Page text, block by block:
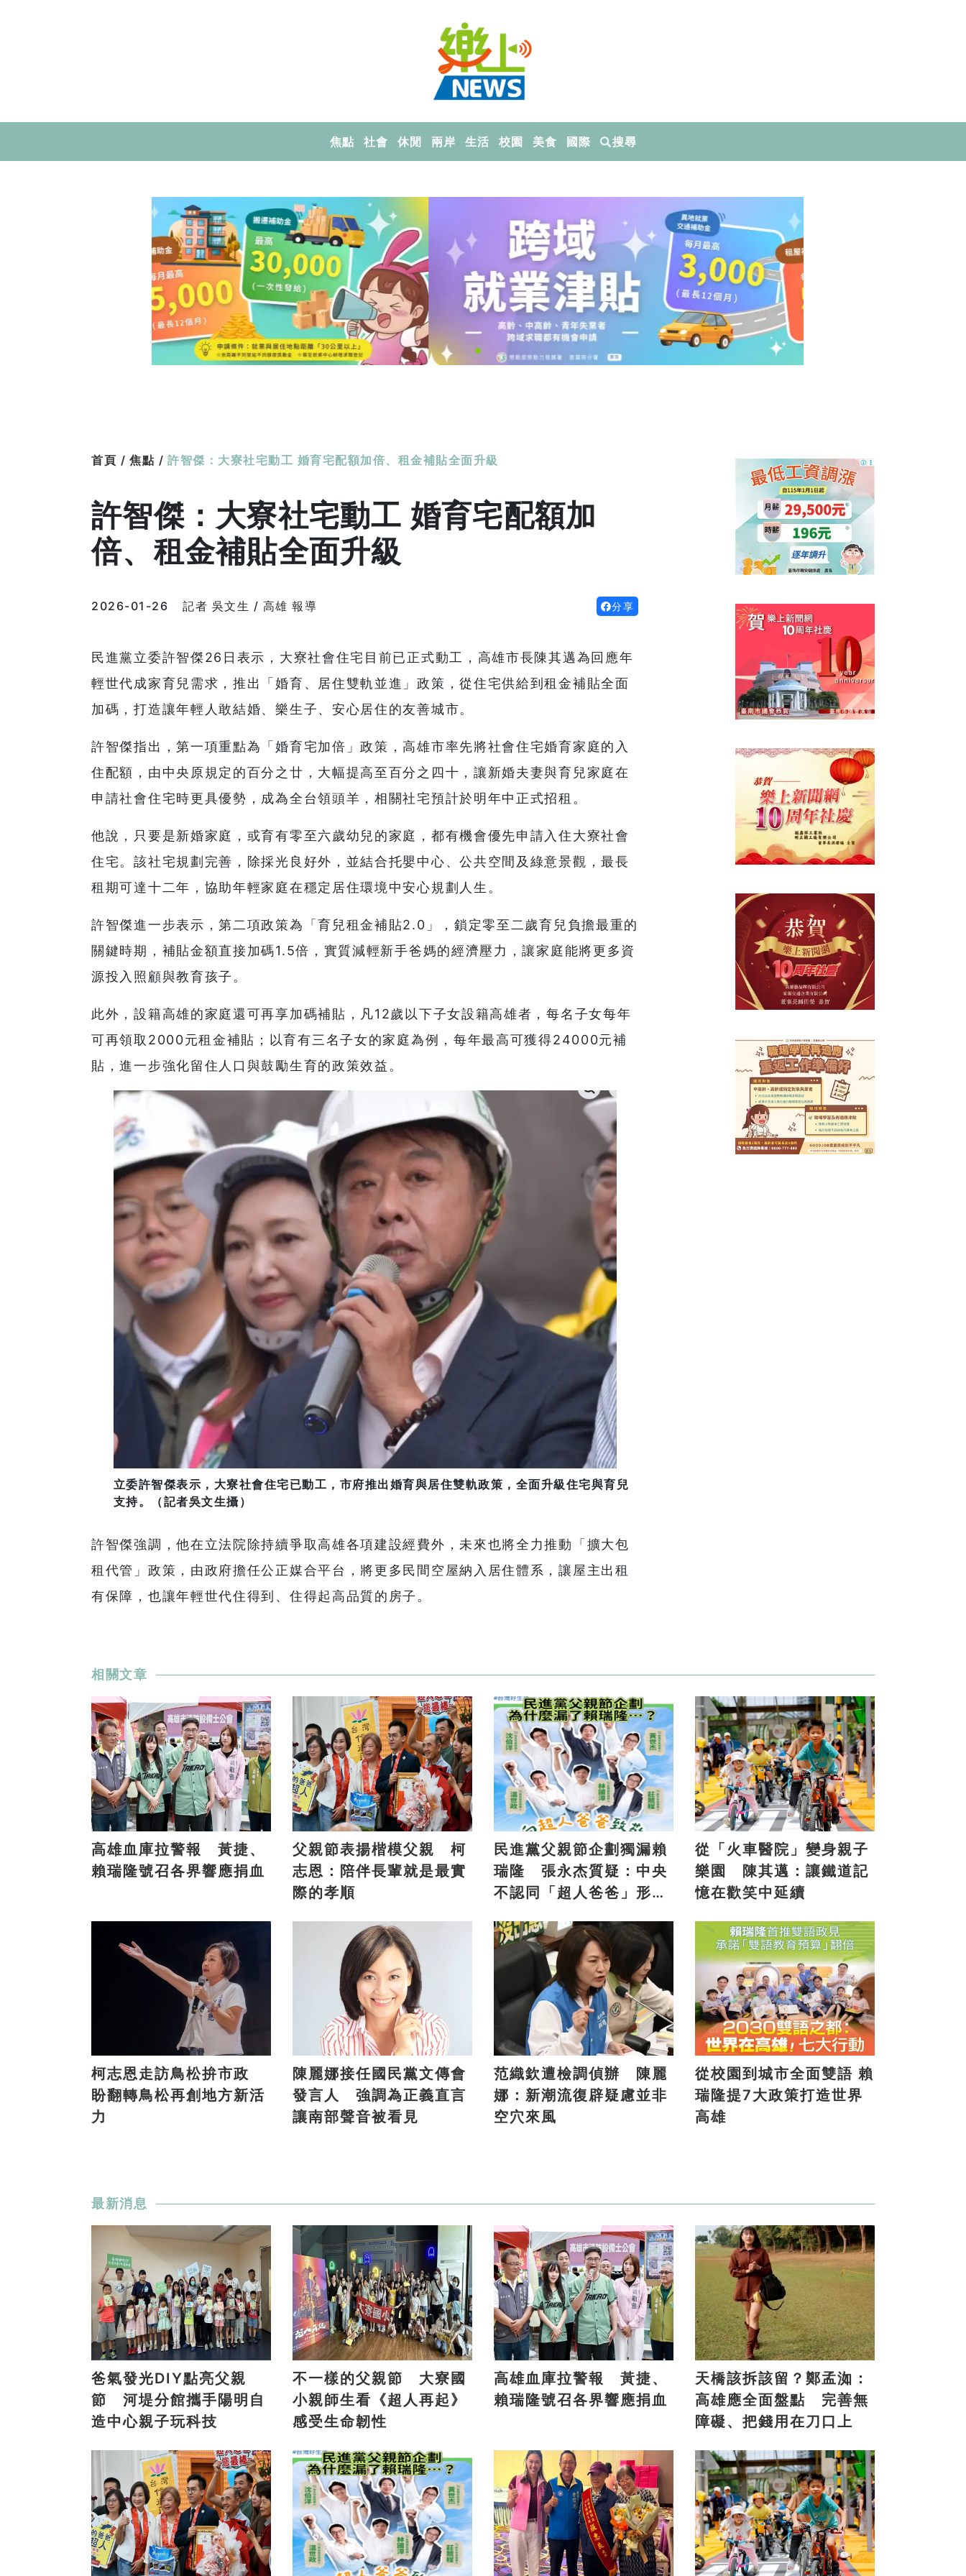
焦點 社會 休閒 兩岸 生活 校園 美食 國際 搜尋
首頁 / 焦點 / 許智傑：大寮社宅動工 婚育宅配額加倍、租金補貼全面升級
許智傑：大寮社宅動工 婚育宅配額加
倍、租金補貼全面升級
2026-01-26 記者 吳文生 / 高雄 報導 分享
民進黨立委許智傑26日表示，大寮社會住宅目前已正式動工，高雄市長陳其邁為回應年
輕世代成家育兒需求，推出「婚育、居住雙軌並進」政策，從住宅供給到租金補貼全面
加碼，打造讓年輕人敢結婚、樂生子、安心居住的友善城市。
許智傑指出，第一項重點為「婚育宅加倍」政策，高雄市率先將社會住宅婚育家庭的入
住配額，由中央原規定的百分之廿，大幅提高至百分之四十，讓新婚夫妻與育兒家庭在
申請社會住宅時更具優勢，成為全台領頭羊，相關社宅預計於明年中正式招租。
他說，只要是新婚家庭，或育有零至六歲幼兒的家庭，都有機會優先申請入住大寮社會
住宅。該社宅規劃完善，除採光良好外，並結合托嬰中心、公共空間及綠意景觀，最長
租期可達十二年，協助年輕家庭在穩定居住環境中安心規劃人生。
許智傑進一步表示，第二項政策為「育兒租金補貼2.0」，鎖定零至二歲育兒負擔最重的
關鍵時期，補貼金額直接加碼1.5倍，實質減輕新手爸媽的經濟壓力，讓家庭能將更多資
源投入照顧與教育孩子。
此外，設籍高雄的家庭還可再享加碼補貼，凡12歲以下子女設籍高雄者，每名子女每年
可再領取2000元租金補貼；以育有三名子女的家庭為例，每年最高可獲得24000元補
貼，進一步強化留住人口與鼓勵生育的政策效益。
立委許智傑表示，大寮社會住宅已動工，市府推出婚育與居住雙軌政策，全面升級住宅與育兒
支持。（記者吳文生攝）
許智傑強調，他在立法院除持續爭取高雄各項建設經費外，未來也將全力推動「擴大包
租代管」政策，由政府擔任公正媒合平台，將更多民間空屋納入居住體系，讓屋主出租
有保障，也讓年輕世代住得到、住得起高品質的房子。
相關文章
高雄血庫拉警報 黃捷、
賴瑞隆號召各界響應捐血
父親節表揚楷模父親 柯
志恩：陪伴長輩就是最實
際的孝順
民進黨父親節企劃獨漏賴
瑞隆 張永杰質疑：中央
不認同「超人爸爸」形
從「火車醫院」變身親子
樂園 陳其邁：讓鐵道記
憶在歡笑中延續
柯志恩走訪鳥松拚市政
盼翻轉鳥松再創地方新活
力
陳麗娜接任國民黨文傳會
發言人 強調為正義直言
讓南部聲音被看見
范織欽遭檢調偵辦 陳麗
娜：新潮流復辟疑慮並非
空穴來風
從校園到城市全面雙語 賴
瑞隆提7大政策打造世界
高雄
最新消息
爸氣發光DIY點亮父親
節 河堤分館攜手陽明自
造中心親子玩科技
不一樣的父親節 大寮國
小親師生看《超人再起》
感受生命韌性
高雄血庫拉警報 黃捷、
賴瑞隆號召各界響應捐血
天橋該拆該留？鄭孟洳：
高雄應全面盤點 完善無
障礙、把錢用在刀口上